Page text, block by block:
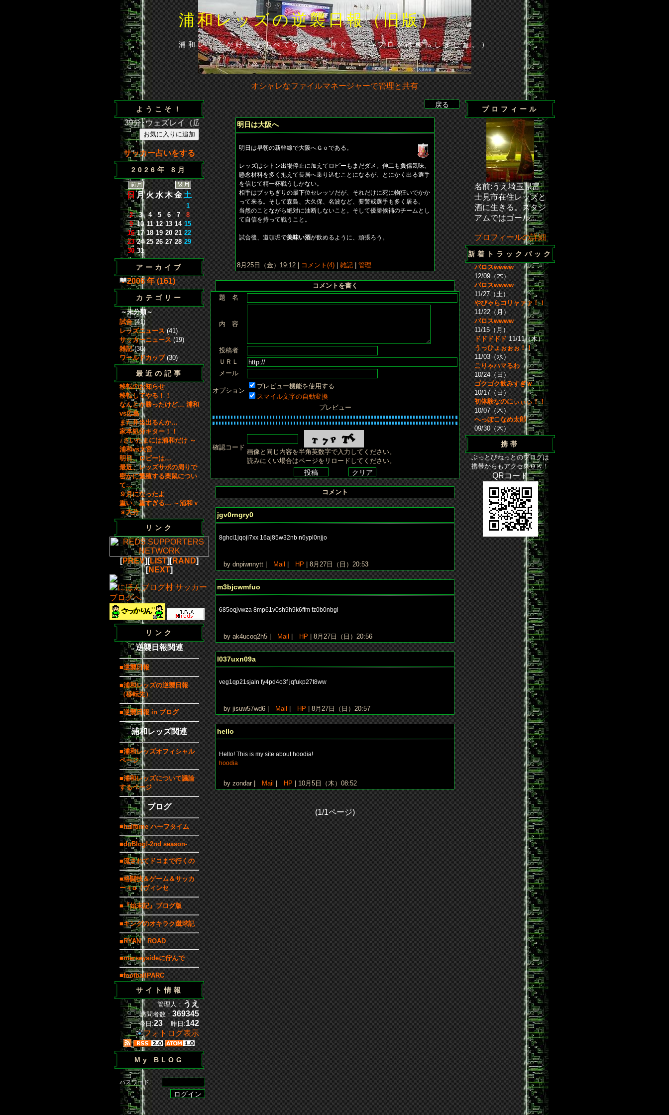
浦和レッズの逆襲日報（旧版）
浦和レッズが好きなすべての人々へ捧ぐ…（当ブロクは移転しました。）
オシャレなファイルマネージャーで管理と共有
ようこそ！
点／35分･闘莉王（浦）、39分･ウェズレイ（広）、86分･山田（浦）◆山田の貴重な勝ち越し点で下位広島に辛くも勝利◆・・・ 次節の試合／J1第24節 浦和－清水（埼玉スタジア
サッカー占いをする
2026年 8月
日 月火 水木金土
1
2
3 4 5 6 7
8
9 10 11 12 13 14 15
16 17 18 19 20 21 22
23 24 25 26 27 28 29
30 31
アーカイブ
2006 年 (161)
カテゴリー
～未分類～
試合(41)
レッズニュース(41)
サッカーニュース(19)
雑記(30)
ワールドカップ(30)
最近の記事
移転のお知らせ
移転してやる！！
なんとか勝ったけど… 浦和
vs広島
また弁当出るんか…
家本処分キター！！
♪さいたまには浦和だけ ～
浦和vs大宮
明日、ロビーは…
最近、レッズサポの周りで
密かに繁殖する栗鼠につい
て…
９月になったよ
重い、重すぎる… ～浦和ｖ
ｓ大分
リンク
[PREV][LIST][RAND]
[NEXT]
リンク
逆襲日報関連
■逆襲日報
■浦和レッズの逆襲日報
（移転先）
■逆襲日報 in ブログ
浦和レッズ関連
■浦和レッズオフィシャル
ページ
■浦和レッズについて議論
するページ
ブログ
■halftime ハーフタイム
■doBlog!-2nd season-
■流されてドコまで行くの
■格闘技＆ゲーム＆サッカ
ー＋α（ヴィンセ
■『始末記』ブログ版
■キングのオキラク蹴球記
■RYAN ROAD
■merseysideに佇んで
■footballPARC
サイト情報
管理人：うえ
訪問者数：369345
今日:23 昨日:142
フォトログ表示
My BLOG
パスワード:
明日は大阪へ
明日は早朝の新幹線で大阪へＧｏである。
レッズはシトン出場停止に加えてロビーもまだダメ。伸二も負傷気味。
懸念材料を多く抱えて長居へ乗り込むことになるが、とにかく出る選手
を信じて精一杯戦うしかない。
相手はブッちぎりの最下位セレッソだが、それだけに死に物狂いでかか
って来る。そして森島、大久保、名波など、要警戒選手も多く居る。
当然のことながら絶対に油断しないこと。そして優勝候補のチームとし
て自信を持って戦うこと。
試合後、道頓堀で美味い酒が飲めるように、頑張ろう。
8月25日（金）19:12 | コメント(4) 雑記 管理
コメントを書く
題 名
内 容
投稿者
ＵＲＬ
メール
オプション
プレビュー機能を使用する
スマイル文字の自動変換
プレビュー
確認コード
画像と同じ内容を半角英数字で入力してください。
読みにくい場合はページをリロードしてください。
コメント
jgv0rngry0
8ghci1jqoji7xx 16aj85w32nb n6ypl0njjo
by dnpiwnnytt | Mail HP | 8月27日（日）20:53
m3bjcwmfuo
685oqjvwza 8mp61v0sh9h9k6ffm fz0b0nbgi
by ak4ucoq2h5 | Mail HP | 8月27日（日）20:56
l037uxn09a
veg1qp21sjaln fy4pd4o3f jqfukp27t8ww
by jisuw57wd6 | Mail HP | 8月27日（日）20:57
hello
Hello! This is my site about hoodia!
hoodia
by zondar | Mail HP | 10月5日（木）08:52
(1/1ページ)
プロフィール
名前:うえ埼玉県富
士見市在住レッズと
酒に生きる。スタジ
アムではゴール...
プロフィールの詳細
新着トラックバック
バロスwwww
12/09（木）
バロスwwww
11/27（土）
やびゃらコリャァァ！！
11/22（月）
バロスwwww
11/15（月）
ドドドドド11/11（木）
うっひょぉぉぉ！！
11/03（水）
こりゃハマるわ
10/24（日）
ゴクゴク飲みすぎｗ
10/17（日）
初体験なのにぃぃぃ！！
10/07（木）
へっぽこなめ太郎
09/30（木）
携帯
ぶっとびねっとのブログは
携帯からもアクセスＯＫ！
QRコード